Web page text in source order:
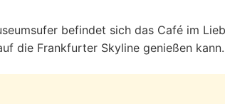
befindet sich das Café im
die Frankfurter Skyline genießen kann.